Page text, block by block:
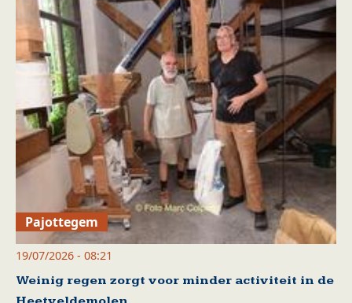
Pajottegem
19/07/2026 - 08:21
Weinig regen zorgt voor minder activiteit in de